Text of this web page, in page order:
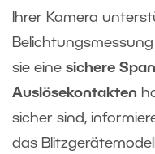
Ihrer Kamera
sie eine sichere
Auslösekontakten
sicher sind,
das